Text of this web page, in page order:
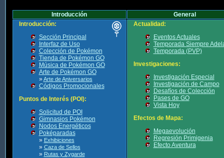
Introducción
General
Introducción:
Sección Principal
Interfaz de Uso
Colección de Pokémon
Tienda de Pokémon GO
Música de Pokémon GO
Arte de Pokémon GO
» Arte de Aniversarios
Códigos Promocionales
Puntos de Interés (POI):
Solicitud de POI
Gimnasios Pokémon
Nodos Energéticos
Poképaradas
» Exhibiciones
» Caza de Sellos
» Rutas y Zygarde
Actualidad:
Eventos Actuales
Temporada Siempre
Temporada (PVP)
Investigaciones:
Investigación Especial
Investigación de Campo
Desafíos de Colección
Pases de GO
Vista Hoy
Efectos de Mapa:
Megaevolución
Regresión Primigenia
Efecto Aventura